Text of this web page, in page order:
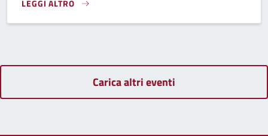
LEGGI ALTRO
NOTTI DI MEZZA ESTATE ALLA BIBLIOTECA COMUNALE}
Carica altri eventi